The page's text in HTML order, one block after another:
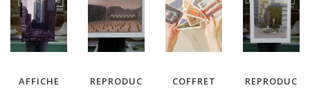
AFFICHE
REPRODUC
COFFRET
REPRODUC